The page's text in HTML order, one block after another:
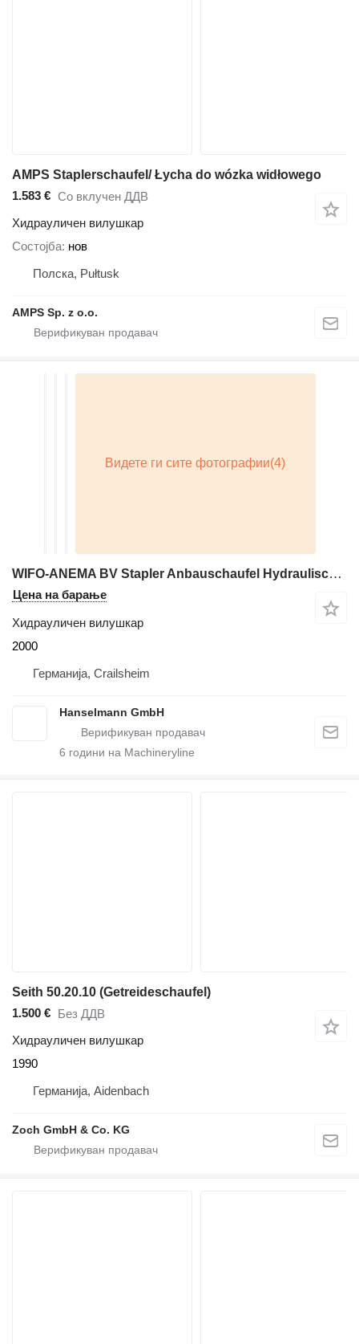
AMPS Staplerschaufel/ Łycha do wózka widłowego
1.583 € Со вклучен ДДВ
Хидрауличен вилушкар
Состојба нов
Полска, Pułtusk
AMPS Sp. z o.o.
WIFO-ANEMA BV Stapler Anbauschaufel Hydraulisch Ho 750
Цена на барање
Хидрауличен вилушкар
2000
Германија, Crailsheim
Hanselmann GmbH
6 години на Machineryline
Seith 50.20.10 (Getreideschaufel)
1.500 €
Без ДДВ
Хидрауличен вилушкар
1990
Германија, Aidenbach
Zoch GmbH & Co. KG